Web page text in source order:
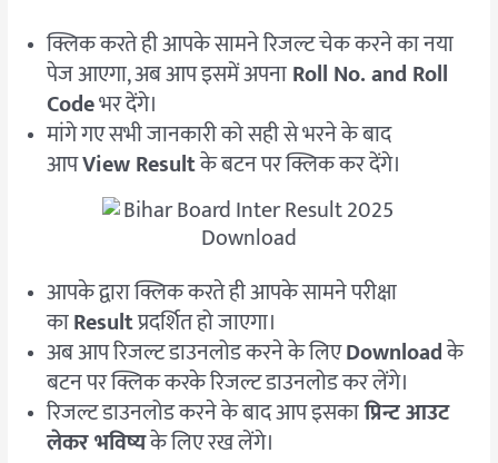
क्लिक करते ही आपके सामने रिजल्ट चेक करने का नया
पेज आएगा, अब आप इसमें अपनाRoll No. and Roll
Codeभर देंगे।
मांगे गए सभी जानकारी को सही से भरने के बाद
आपView Resultके बटन पर क्लिक कर देंगे।
आपके द्वारा क्लिक करते ही आपके सामने परीक्षा
काResultप्रदर्शित हो जाएगा।
अब आप रिजल्ट डाउनलोड करने के लिएDownloadके
बटन पर क्लिक करके रिजल्ट डाउनलोड कर लेंगे।
रिजल्ट डाउनलोड करने के बाद आप इसकाप्रिन्ट आउट
लेकर भविष्यके लिए रख लेंगे।